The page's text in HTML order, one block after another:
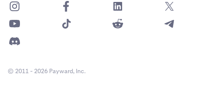
© 2011 - 2026 Payward, Inc.